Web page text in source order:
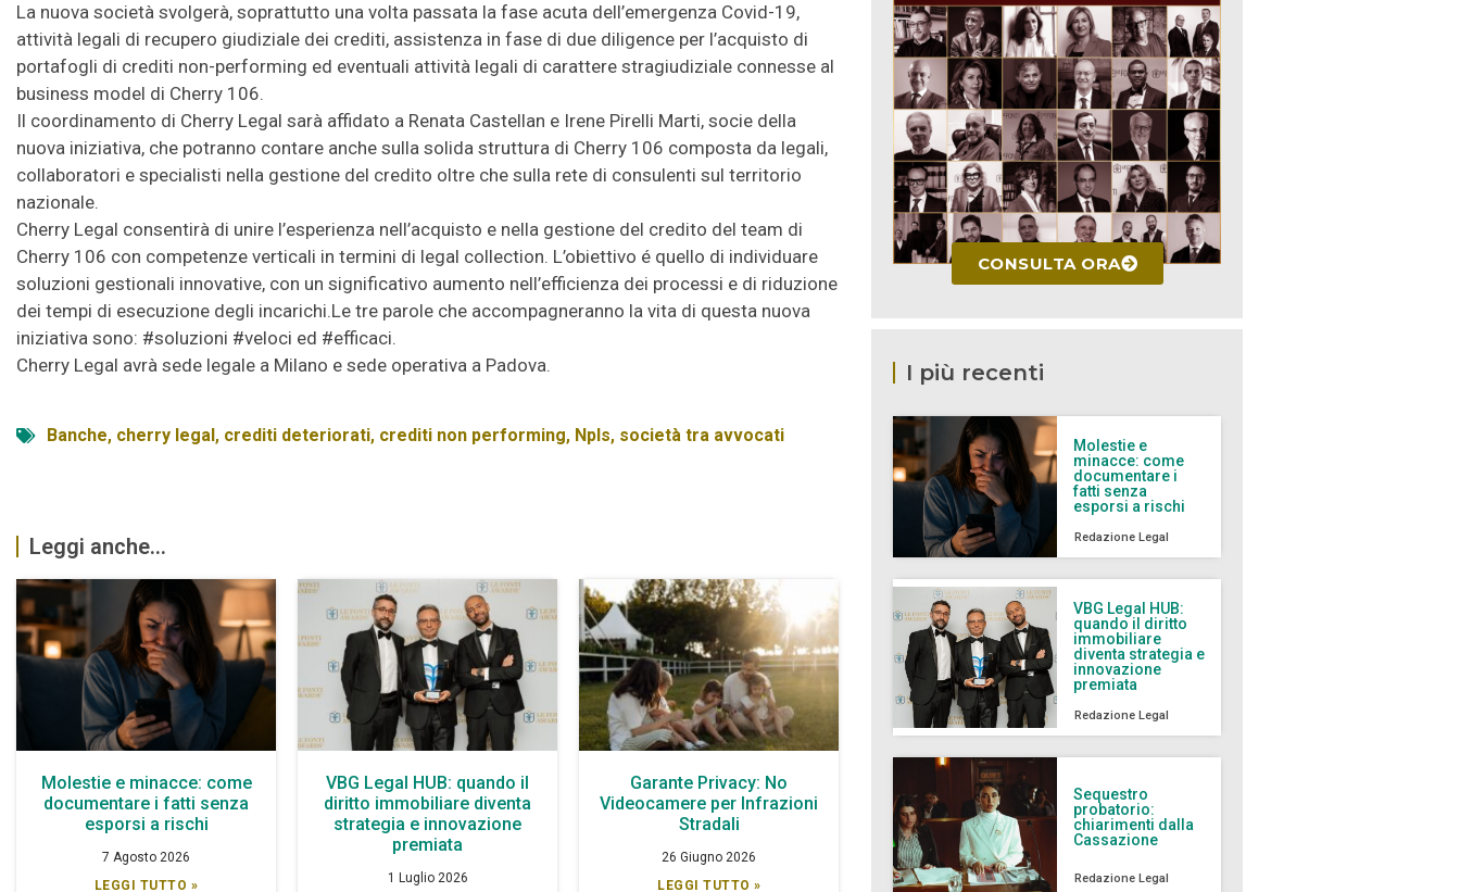
La nuova società svolgerà, soprattutto una volta passata la fase acuta dell’emergenza Covid-19,
attività legali di recupero giudiziale dei crediti, assistenza in fase di due diligence per l’acquisto di
portafogli di crediti non-performing ed eventuali attività legali di carattere stragiudiziale connesse al
business model di Cherry 106.
Il coordinamento di Cherry Legal sarà affidato a Renata Castellan e Irene Pirelli Marti, socie della
nuova iniziativa, che potranno contare anche sulla solida struttura di Cherry 106 composta da legali,
collaboratori e specialisti nella gestione del credito oltre che sulla rete di consulenti sul territorio
nazionale.
Cherry Legal consentirà di unire l’esperienza nell’acquisto e nella gestione del credito del team di
Cherry 106 con competenze verticali in termini di legal collection. L’obiettivo é quello di individuare
soluzioni gestionali innovative, con un significativo aumento nell’efficienza dei processi e di riduzione
dei tempi di esecuzione degli incarichi.Le tre parole che accompagneranno la vita di questa nuova
iniziativa sono: #soluzioni #veloci ed #efficaci.
Cherry Legal avrà sede legale a Milano e sede operativa a Padova.
Banche, cherry legal , crediti deteriorati, crediti non performing, Npls, società tra avvocati
Leggi anche...
Molestie e minacce: come
documentare i fatti senza
esporsi a rischi
7 Agosto 2026
LEGGI TUTTO »
VBG Legal HUB: quando il
diritto immobiliare diventa
strategia e innovazione
premiata
1 Luglio 2026
Garante Privacy: No
Videocamere per Infrazioni
Stradali
26 Giugno 2026
LEGGI TUTTO »
CONSULTA ORA
I più recenti
Molestie e
minacce: come
documentare i
fatti senza
esporsi a rischi
Redazione Legal
VBG Legal HUB:
quando il diritto
immobiliare
diventa strategia e
innovazione
premiata
Redazione Legal
Sequestro
probatorio:
chiarimenti dalla
Cassazione
Redazione Legal